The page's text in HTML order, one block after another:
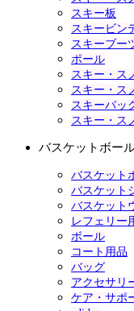
スキー板
スキービン
スキーブー
ポール
スキー・ス
スキー・ス
スキーバッ
スキー・ス
バスケットボー
バスケット
バスケット
バスケット
レフェリー
ボール
コート用品
バッグ
アクセサリ
ケア・サポ